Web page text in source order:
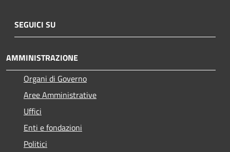
SEGUICI SU
AMMINISTRAZIONE
Organi di Governo
Aree Amministrative
Uffici
Enti e fondazioni
Politici